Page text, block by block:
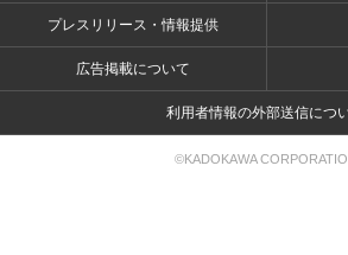
プレスリリース・情報提供
広告掲載について
利用者情報の外部送信につ
©KADOKAWA